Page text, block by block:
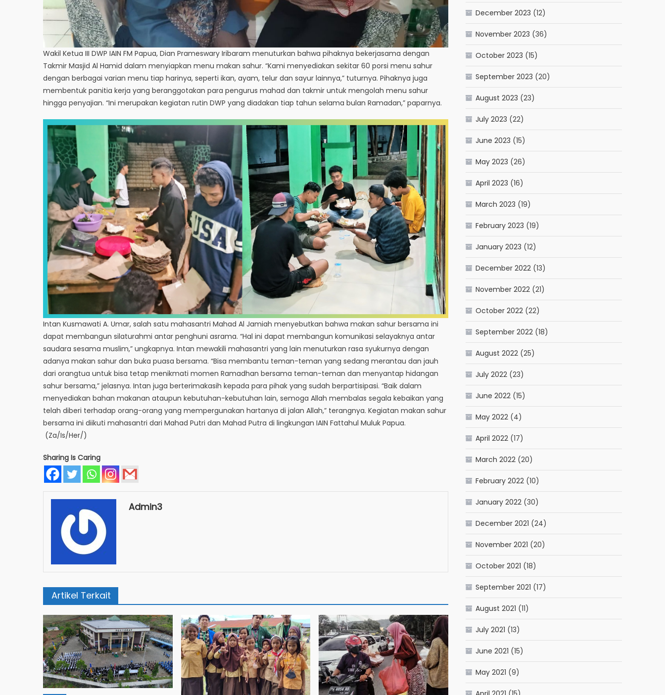
Wakil Ketua III DWP IAIN FM Papua, Dian Prameswary Iribaram menuturkan bahwa pihaknya bekerjasama dengan
Takmir Masjid Al Hamid dalam menyiapkan menu makan sahur. “Kami menyediakan sekitar 60 porsi menu sahur
dengan berbagai varian menu tiap harinya, seperti ikan, ayam, telur dan sayur lainnya,” tuturnya. Pihaknya juga
membentuk panitia kerja yang beranggotakan para pengurus mahad dan takmir untuk mengolah menu sahur
hingga penyajian. “Ini merupakan kegiatan rutin DWP yang diadakan tiap tahun selama bulan Ramadan,” paparnya.
Intan Kusmawati A. Umar, salah satu mahasantri Mahad Al Jamiah menyebutkan bahwa makan sahur bersama ini
dapat membangun silaturahmi antar penghuni asrama. “Hal ini dapat membangun komunikasi selayaknya antar
saudara sesama muslim,” ungkapnya. Intan mewakili mahasantri yang lain menuturkan rasa syukurnya dengan
adanya makan sahur dan buka puasa bersama. “Bisa membantu teman-teman yang sedang merantau dan jauh
dari orangtua untuk bisa tetap menikmati momen Ramadhan bersama teman-teman dan menyantap hidangan
sahur bersama,” jelasnya. Intan juga berterimakasih kepada para pihak yang sudah berpartisipasi. “Baik dalam
menyediakan bahan makanan ataupun kebutuhan-kebutuhan lain, semoga Allah membalas segala kebaikan yang
telah diberi terhadap orang-orang yang mempergunakan hartanya di jalan Allah,” terangnya. Kegiatan makan sahur
bersama ini diikuti mahasantri dari Mahad Putri dan Mahad Putra di lingkungan IAIN Fattahul Muluk Papua.
(Za/Is/Her/)
Sharing Is Caring
Admin3
Artikel Terkait
December 2023 (12)
November 2023 (36)
October 2023 (15)
September 2023 (20)
August 2023 (23)
July 2023 (22)
June 2023 (15)
May 2023 (26)
April 2023 (16)
March 2023 (19)
February 2023 (19)
January 2023 (12)
December 2022 (13)
November 2022 (21)
October 2022 (22)
September 2022 (18)
August 2022 (25)
July 2022 (23)
June 2022 (15)
May 2022 (4)
April 2022 (17)
March 2022 (20)
February 2022 (10)
January 2022 (30)
December 2021 (24)
November 2021 (20)
October 2021 (18)
September 2021 (17)
August 2021 (11)
July 2021 (13)
June 2021 (15)
May 2021 (9)